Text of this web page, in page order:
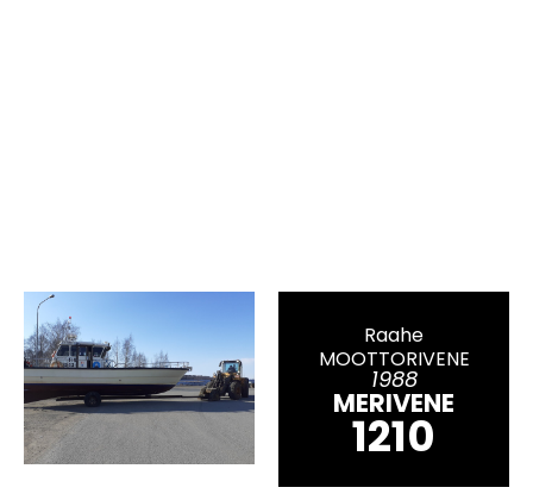
Raahe
MOOTTORIVENE
1988
MERIVENE
1210